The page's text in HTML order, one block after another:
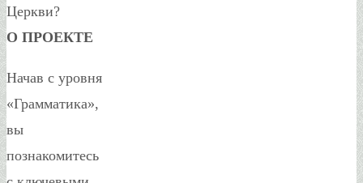
Церкви?
О ПРОЕКТЕ
Начав с уровня
«Грамматика»,
вы
познакомитесь